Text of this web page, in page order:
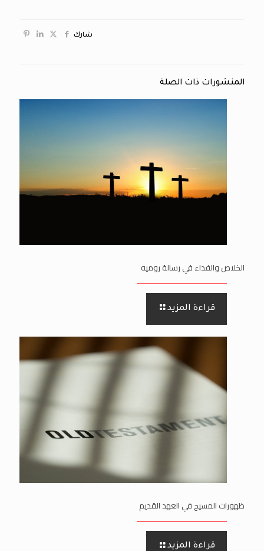
شارك
المنشورات ذات الصلة
الخلاص والفداء في رسالة روميه
قراءة المزيد
ظهورات المسيح في العهد القديم
قراءة المزيد